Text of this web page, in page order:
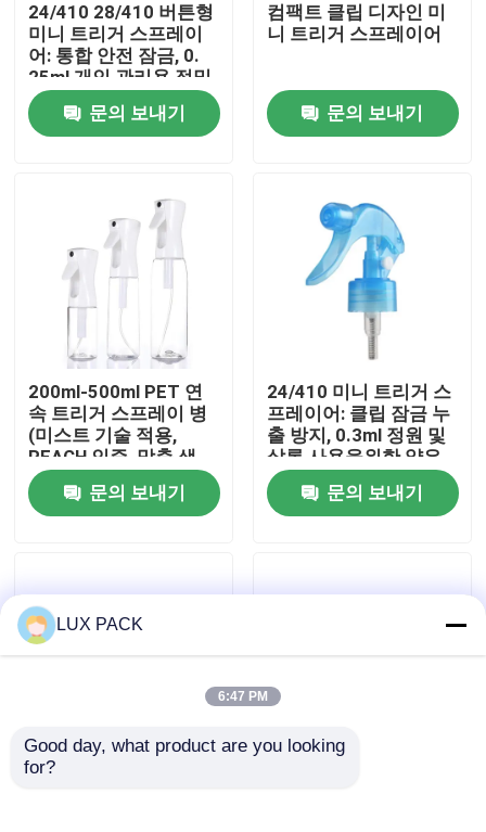
제품
동영상
우리에 대하여
공장 여행
연락주세요
경우
24/410 28/410 버튼형
미니 트리거 스프레이
어: 통합 안전 잠금, 0.
25ml 개인 관리용 정밀
복용량
문의 보내기
컴팩트 클립 디자인 미
니 트리거 스프레이어
문의 보내기
200ml-500ml PET 연
속 트리거 스프레이 병
(미스트 기술 적용,
REACH 인증, 맞춤 색
상)
문의 보내기
24/410 미니 트리거 스
프레이어: 클립 잠금 누
출 방지, 0.3ml 정원 및
살롱 사용을위한 얇은
안개
문의 보내기
28/410 내화학성 트리
LUX PACK
6:47 PM
Good day, what product are you looking
for?